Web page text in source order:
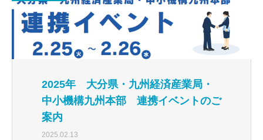
2025年 大分県・九州経済産業局・
中小機構九州本部 連携イベントのご
案内
2025.02.13